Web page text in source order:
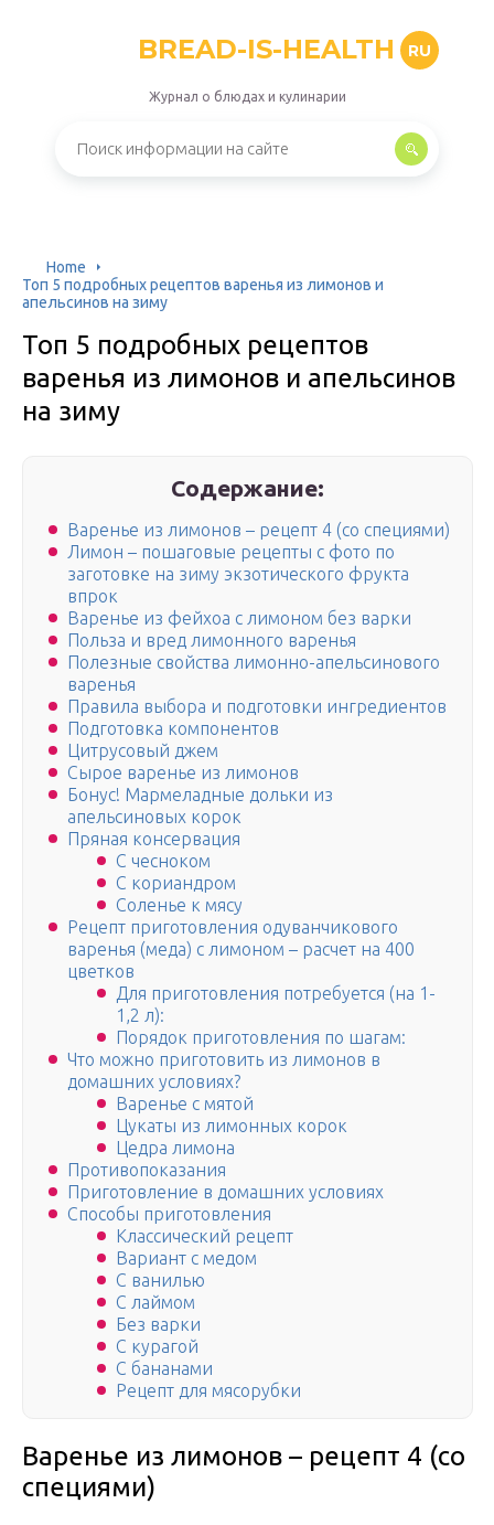
BREAD-IS-HEALTH RU
Журнал о блюдах и кулинарии
Home
Топ 5 подробных рецептов варенья из лимонов и
апельсинов на зиму
Топ 5 подробных рецептов
варенья из лимонов и апельсинов
на зиму
Содержание:
Варенье из лимонов – рецепт 4 (со специями)
Лимон – пошаговые рецепты с фото по
заготовке на зиму экзотического фрукта
впрок
Варенье из фейхоа с лимоном без варки
Польза и вред лимонного варенья
Полезные свойства лимонно-апельсинового
варенья
Правила выбора и подготовки ингредиентов
Подготовка компонентов
Цитрусовый джем
Сырое варенье из лимонов
Бонус! Мармеладные дольки из
апельсиновых корок
Пряная консервация
С чесноком
С кориандром
Соленье к мясу
Рецепт приготовления одуванчикового
варенья (меда) с лимоном – расчет на 400
цветков
Для приготовления потребуется (на 1-
1,2 л):
Порядок приготовления по шагам:
Что можно приготовить из лимонов в
домашних условиях?
Варенье с мятой
Цукаты из лимонных корок
Цедра лимона
Противопоказания
Приготовление в домашних условиях
Способы приготовления
Классический рецепт
Вариант с медом
С ванилью
С лаймом
Без варки
С курагой
С бананами
Рецепт для мясорубки
Варенье из лимонов – рецепт 4 (со
специями)